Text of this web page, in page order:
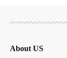
About US